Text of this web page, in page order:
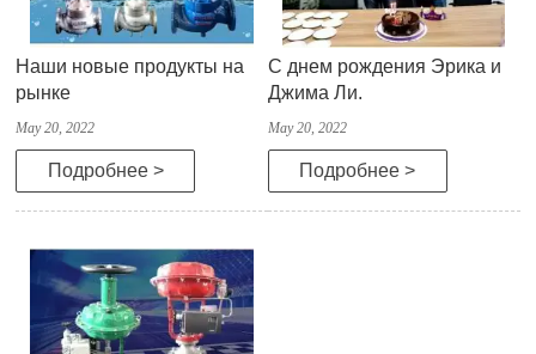
Наши новые продукты на
рынке
May 20, 2022
Подробнее >
С днем рождения Эрика и
Джима Ли.
May 20, 2022
Подробнее >